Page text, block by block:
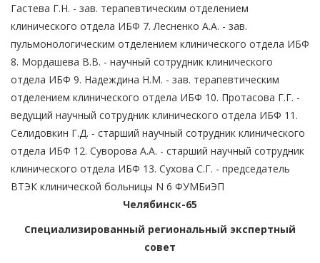
Гастева Г.Н. - зав. терапевтическим отделением
клинического отдела ИБФ 7. Лесненко А.А. - зав.
пульмонологическим отделением клинического отдела ИБФ
8. Мордашева В.В. - научный сотрудник клинического
отдела ИБФ 9. Надеждина Н.М. - зав. терапевтическим
отделением клинического отдела ИБФ 10. Протасова Г.Г. -
ведущий научный сотрудник клинического отдела ИБФ 11.
Селидовкин Г.Д. - старший научный сотрудник клинического
отдела ИБФ 12. Суворова А.А. - старший научный сотрудник
клинического отдела ИБФ 13. Сухова С.Г. - председатель
ВТЭК клинической больницы N 6 ФУМБиЭП
Челябинск-65
Специализированный региональный экспертный
совет